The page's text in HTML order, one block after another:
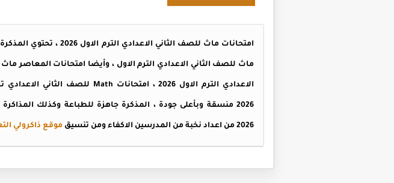
2026 منسقة وبأعلى جودة ، المذكرة جاهزة للطباعة وكذلك
2026 من اعداد نخبة من المدرسين الاكفاء ومن تنسيق موقع ذاكرولي